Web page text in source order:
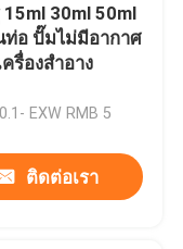
30ml 50ml
ท่อ ปั๊มไม่มีอากาศ
รื่องสําอาง
EXW RMB 5
ติดต่อเรา